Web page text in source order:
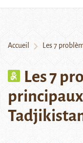
Accueil Les 7
Les 7